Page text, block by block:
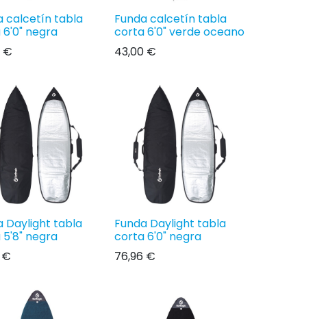
calcetín tabla
negra
€
Funda calcetín tabla
corta 6'0" verde oceano
43,00 €
Daylight tabla
negra
€
Funda Daylight tabla
corta 6'0" negra
76,96 €